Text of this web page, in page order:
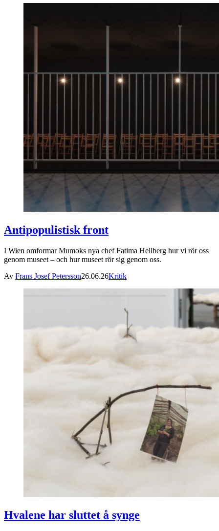
Antipopulistisk front
I Wien omformar Mumoks nya chef Fatima Hellberg hur vi rör oss
genom museet – och hur museet rör sig genom oss.
Av Frans Josef Petersson26.06.26Kritik
Hvalene har sluttet å synge